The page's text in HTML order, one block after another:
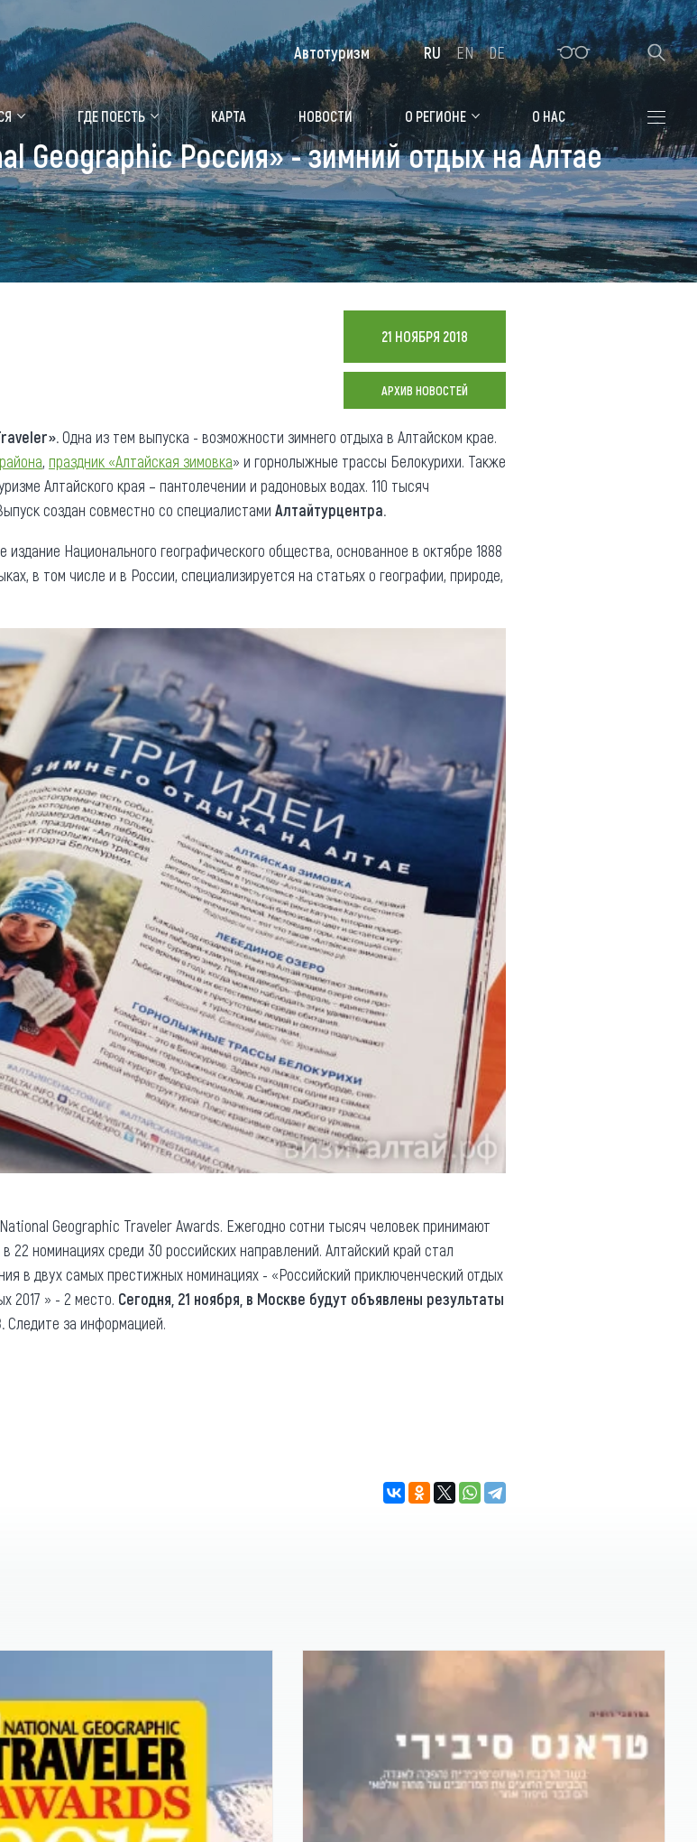
Медицинский форум Алтайская зимовка
Чем заняться
Календарь событий
Аудиогид
Мой маршрут
Где остановиться
Санатории
Гостиницы, отели
Коттеджи, базы
Сельские усадьбы
Мотели, придорожные отели
О регионе
Общая информация
Карты и буклеты
Коллекция впечатлений
Блог путешественника
ГДЕ ПОЕСТЬ КАРТА НОВОСТИ О РЕГИОНЕ О НАС
Автотуризм RU EN DE
Geographic Россия» - зимний отдых на Алтае
21 НОЯБРЯ 2018
АРХИВ НОВОСТЕЙ
Одна из тем выпуска - возможности зимнего отдыха в Алтайском крае.
, праздник «Алтайская зимовка» и горнолыжные трассы Белокурихи. Также
Алтайского края – пантолечении и радоновых водах. 110 тысяч
создан совместно со специалистами Алтайтурцентра.
Национального географического общества, основанное в октябре 1888
в том числе и в России, специализируется на статьях о географии, природе,
Geographic Traveler Awards. Ежегодно сотни тысяч человек принимают
номинациях среди 30 российских направлений. Алтайский край стал
в двух самых престижных номинациях - «Российский приключенческий отдых
2017 » - 2 место. Сегодня, 21 ноября, в Москве будут объявлены результаты
Следите за информацией.